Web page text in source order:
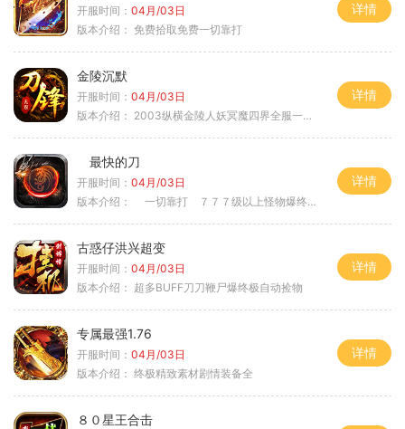
开服时间： 04月/03日
版本介绍： 免费拾取免费一切靠打
详情
金陵沉默
开服时间： 04月/03日
版本介绍： 2003纵横金陵人妖冥魔四界全服一切靠
详情
最快的刀
开服时间： 04月/03日
版本介绍：
一切靠打 ７７７级以上怪物爆终极
详情
古惑仔洪兴超变
开服时间： 04月/03日
版本介绍： 超多BUFF刀刀鞭尸爆终极自动捡物
详情
专属最强1.76
开服时间： 04月/03日
版本介绍： 终极精致素材剧情装备全
详情
８０星王合击